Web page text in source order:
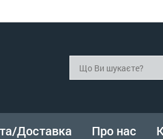
Доставка Про нас